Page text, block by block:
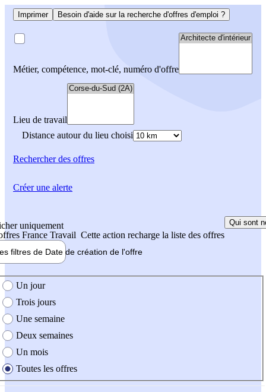
Imprimer Besoin d'aide sur la recherche d'offres d'emploi ?
Métier, compétence, mot-clé, numéro d'offre
Lieu de travail
Distance autour du lieu choisi
Rechercherdes offres
uniquement
France Travail Cette action recharge la liste des offres
Qui sont
filtres de Date de création de l'offre
création de l'offre
Un jour
Trois jours
Une semaine
Deux semaines
Un mois
Toutes les offres
Créer une alerte